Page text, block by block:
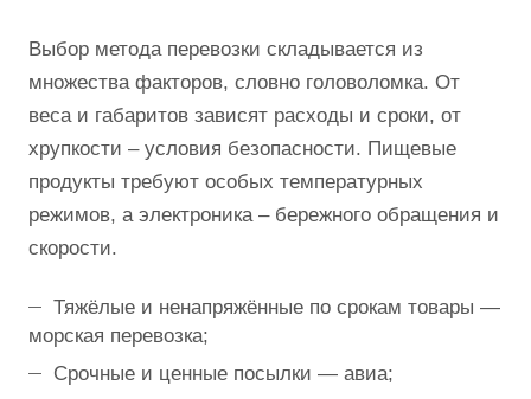
Выбор метода перевозки складывается из
множества факторов, словно головоломка. От
веса и габаритов зависят расходы и сроки, от
хрупкости – условия безопасности. Пищевые
продукты требуют особых температурных
режимов, а электроника – бережного обращения и
скорости.
Тяжёлые и ненапряжённые по срокам товары —
морская перевозка;
Срочные и ценные посылки — авиа;